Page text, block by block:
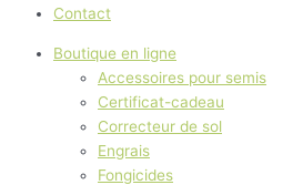
Contact
Boutique en ligne
Accessoires pour semis
Certificat-cadeau
Correcteur de sol
Engrais
Fongicides